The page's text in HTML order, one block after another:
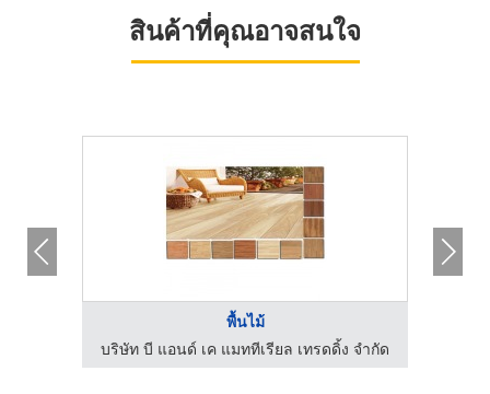
สินค้าที่คุณอาจสนใจ
พื้นไม้
บริษัท บี แอนด์ เค แมททีเรียล เทรดดิ้ง จำกัด